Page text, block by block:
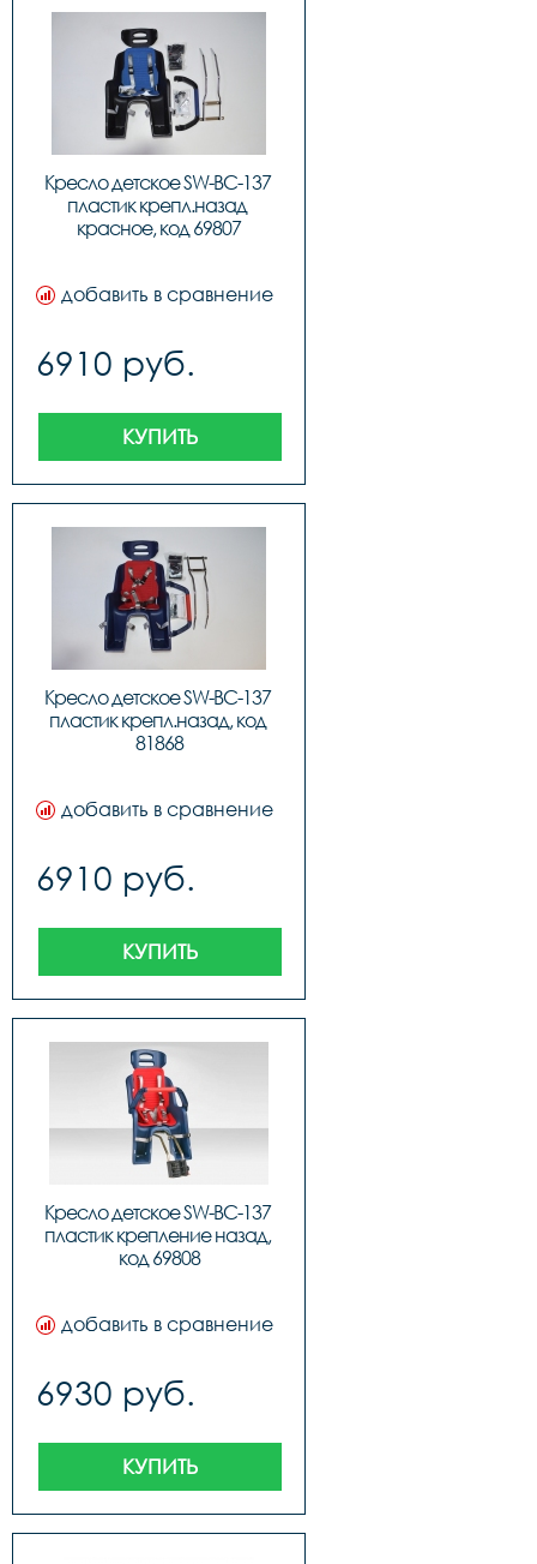
Кресло детское SW-BC-137
пластик крепл.назад
красное, код 69807
добавить в сравнение
6910 руб.
КУПИТЬ
Кресло детское SW-BC-137
пластик крепл.назад, код
81868
добавить в сравнение
6910 руб.
КУПИТЬ
Кресло детское SW-BC-137
пластик крепление назад,
код 69808
добавить в сравнение
6930 руб.
КУПИТЬ